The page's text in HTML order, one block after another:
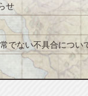
せ
でない不具合につい